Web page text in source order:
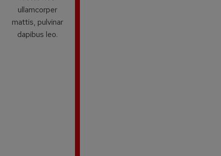
ullamcorper
mattis, pulvinar
dapibus leo.